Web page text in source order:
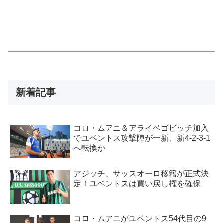
新着記事
コロ・ムアニ＆アライベゴビッチ加入
でユベントス攻撃陣が一新、新4-2-3-1
へ転換か
アジッチ、サッスオーロ移籍が正式決
定！ユベントスは買い戻し権を確保
コロ・ムアニがユベントス54代目の9